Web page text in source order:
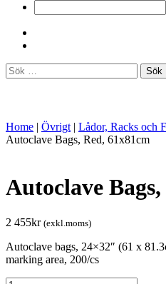
Sök
efter:
Home | Övrigt | Lådor, Racks och
Autoclave Bags, Red, 61x81cm
Autoclave
2 455kr (exkl.moms)
Autoclave bags, 24×32″ (61 x
marking area, 200/cs